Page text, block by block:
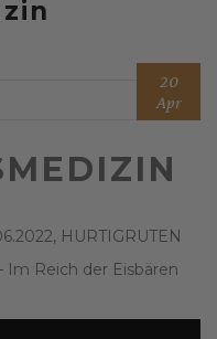
20
Apr
HURTIGRUTEN
Reich der Eisbären